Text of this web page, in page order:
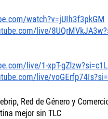
watch?v=jUIh3f3pkGM
live/
live/1-xpT-
live/
Red de Género y
mejor sin TLC